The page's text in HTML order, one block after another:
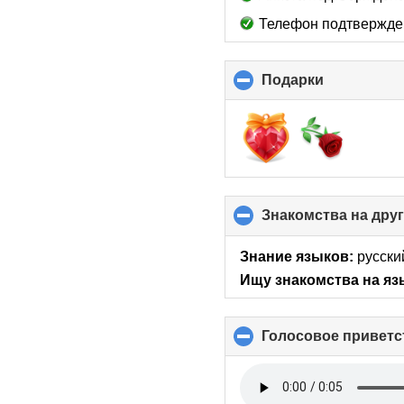
Телефон
Подарки
to
contents
Знакомства на
Знание языков:
Ищу знакомства на
Голосовое